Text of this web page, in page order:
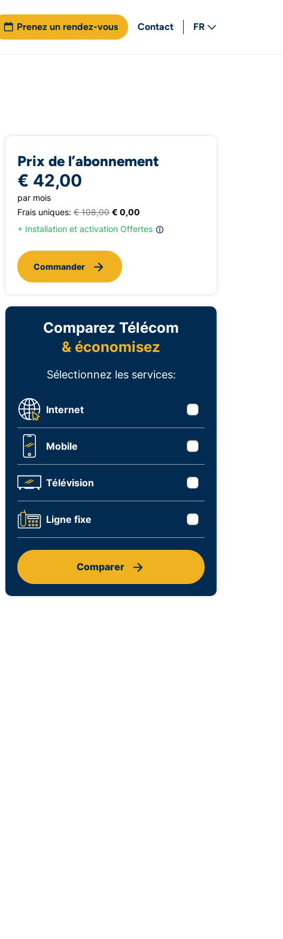
Prenez un rendez-vous Contact
FR
Prix de l’abonnement
€ 42,00
par mois
Frais uniques: € 108,00 € 0,00
+ Installation et activation Offertes
Commander
Comparez Télécom
& économisez
Sélectionnez les services:
Internet
Mobile
Télévision
Ligne fixe
Comparer